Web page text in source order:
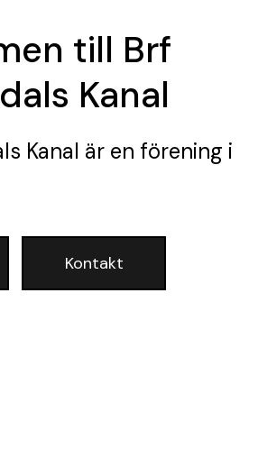
till Brf
Kanal
Kanal är en förening i
Kontakt